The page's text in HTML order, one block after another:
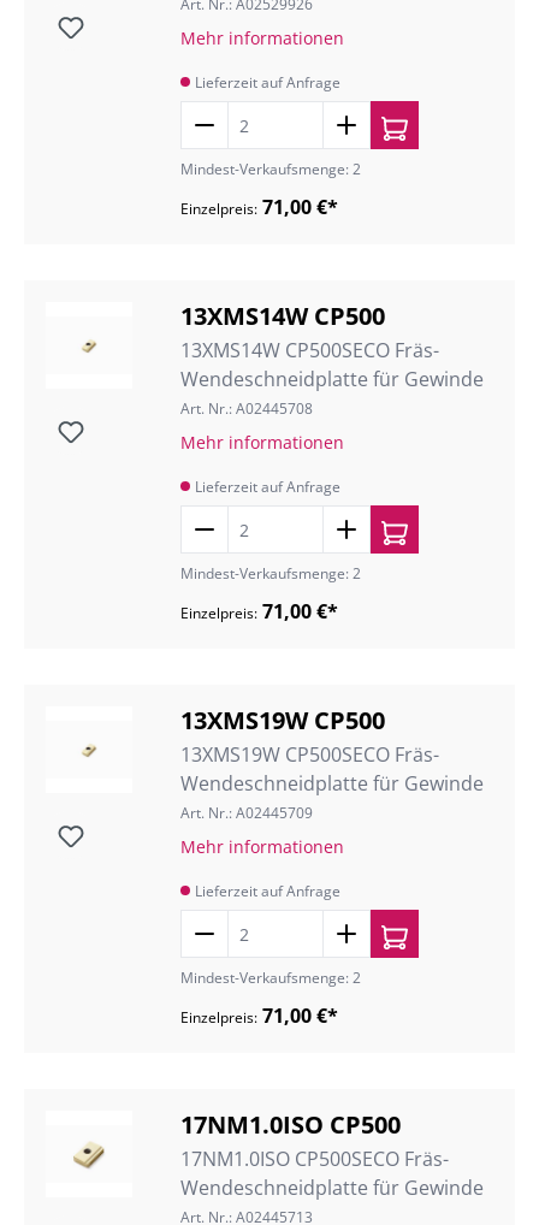
Art. Nr.: A02529926
Mehr informationen
Lieferzeit auf Anfrage
Mindest-Verkaufsmenge: 2
Einzelpreis: 71,00 €*
13XMS14W CP500
13XMS14W CP500SECO Fräs-
Wendeschneidplatte für Gewinde
Art. Nr.: A02445708
Mehr informationen
Lieferzeit auf Anfrage
Mindest-Verkaufsmenge: 2
Einzelpreis: 71,00 €*
13XMS19W CP500
13XMS19W CP500SECO Fräs-
Wendeschneidplatte für Gewinde
Art. Nr.: A02445709
Mehr informationen
Lieferzeit auf Anfrage
Mindest-Verkaufsmenge: 2
Einzelpreis: 71,00 €*
17NM1.0ISO CP500
17NM1.0ISO CP500SECO Fräs-
Wendeschneidplatte für Gewinde
Art. Nr.: A02445713